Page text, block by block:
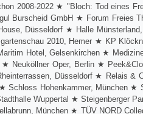
2008-2022 ★ "Bloch: Tod eines
Burscheid GmbH ★ Forum Freies
Düsseldorf ★ Halle
2010, Hemer ★ KP
Hotel, Gelsenkirchen ★
Neuköllner Oper, Berlin ★
Düsseldorf ★ Relais
Schloss Hohenkammer, München
Wuppertal ★ Steigenberger
München ★ TÜV NORD